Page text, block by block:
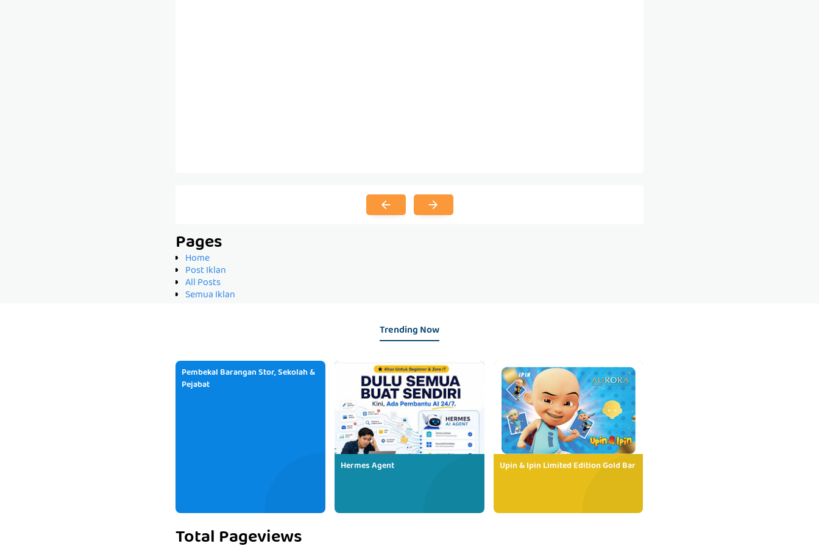
Pages
Home
Post Iklan
All Posts
Semua Iklan
Trending Now
Pembekal Barangan Stor, Sekolah &
Pejabat
Hermes Agent Upin & Ipin Limited Edition Gold Bar
Total Pageviews